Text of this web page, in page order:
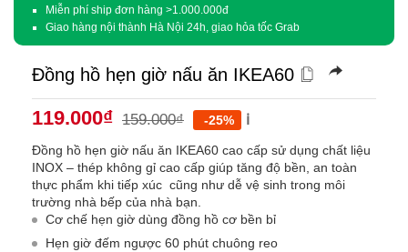
Miễn phí ship đơn hàng >1.000.000đ
Giao hàng nội thành Hà Nội 24h, giao hỏa tốc Grab
Đồng hồ hẹn giờ nấu ăn IKEA60
119.000₫ 159.000₫ -25% ℹ️
Đồng hồ hẹn giờ nấu ăn IKEA60 cao cấp sử dụng chất liệu
INOX – thép không gỉ cao cấp giúp tăng độ bền, an toàn
thực phẩm khi tiếp xúc cũng như dễ vệ sinh trong môi
trường nhà bếp của nhà bạn.
Cơ chế hẹn giờ dùng đồng hồ cơ bền bỉ
Hẹn giờ đếm ngược 60 phút chuông reo